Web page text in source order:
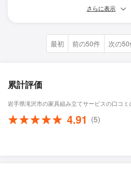
さらに表示
最初 前の50件 次の
累計評価
岩手県滝沢市の家具組み立てサービスの口コ
4.91 (5)